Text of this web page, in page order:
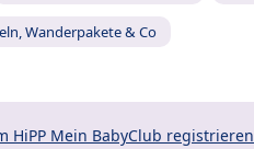
Wanderpakete & Co
HiPP Mein BabyClub registrieren